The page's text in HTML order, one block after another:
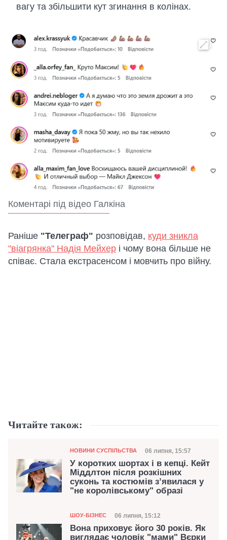
вагу та збільшити кут згинання в колінах.
Коментарі під відео Галкіна
Раніше "Телеграф" розповідав, куди зникла
"віагрянка" Надія Мейхер і чому вона більше не
співає. Стала екстрасенсом і мовчить про війну.
Читайте також:
Категорія
НОВИНИ СУСПІЛЬСТВА Дата публікації
06 липня, 15:57
У коротких шортах і в кепці. Кейт
Міддлтон після розкішних
суконь та костюмів з’явилася у
"не королівському" образі
Категорія
ШОУ-БІЗНЕС Дата публікації
06 липня, 15:12
Вона приховує його 30 років. Як
виглядає чоловік "мами" Вєрки